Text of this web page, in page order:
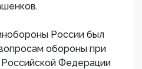
России был
обороны при
Федерации